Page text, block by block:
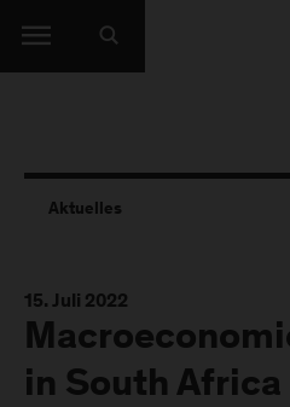
Aktuelles
15. Juli 2022
in South Africa